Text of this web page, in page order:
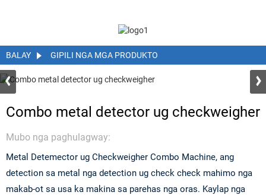
BALAY GIPILI NGA MGA PRODUKTO
Combo metal detector ug checkweigher
Mubo nga paghulagway:
Metal Detemector ug Checkweigher Combo Machine, ang
detection sa metal nga detection ug check check mahimo nga
makab-ot sa usa ka makina sa parehas nga oras. Kaylap nga